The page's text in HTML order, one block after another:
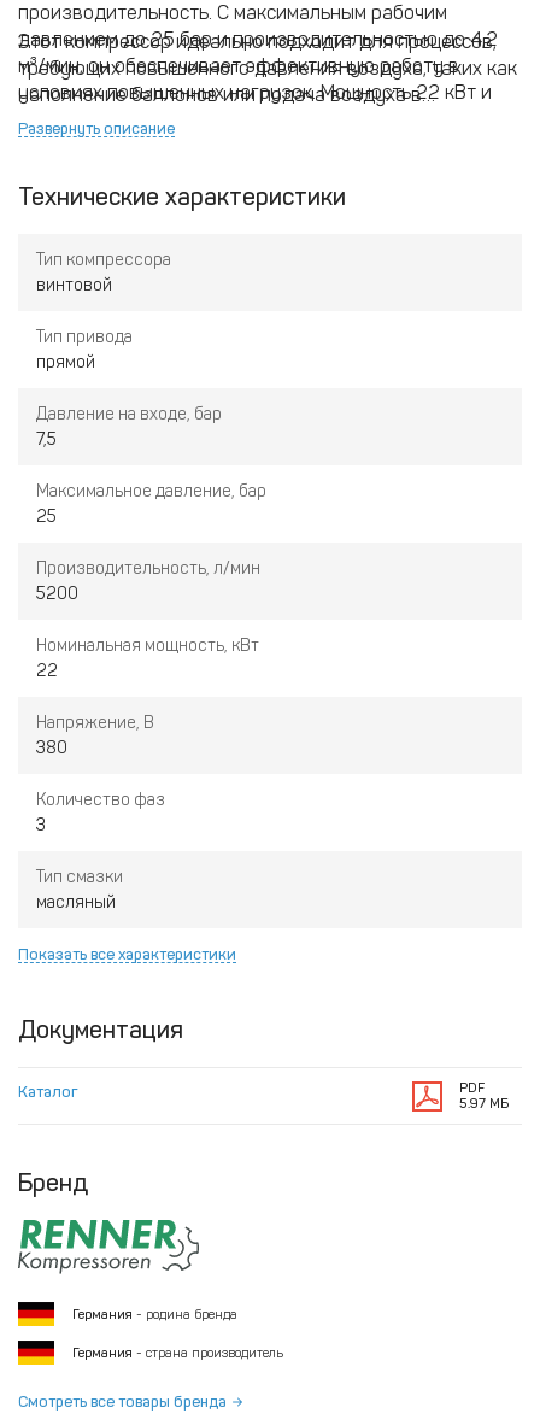
производительность. С максимальным рабочим
давлением до 25 бар и производительностью до 4,2
м³/мин, он обеспечивает эффективную работу в
условиях повышенных нагрузок. Мощность 22 кВт и
прямой привод способствуют высокой надёжности и
долговечности устройства.
Этот компрессор идеально подходит для процессов,
требующих повышенного давления воздуха, таких как
наполнение баллонов или подача воздуха в
высоконапорные линии. Узнать больше о других
Развернуть описание
Технические характеристики
Тип компрессора
винтовой
Тип привода
прямой
Давление на входе, бар
7,5
Максимальное давление, бар
25
Производительность, л/мин
5200
Номинальная мощность, кВт
22
Напряжение, В
380
Количество фаз
3
Тип смазки
масляный
Показать все характеристики
Документация
Каталог
PDF
5.97 МБ
Бренд
Германия - родина бренда
Германия - страна производитель
Смотреть все товары бренда